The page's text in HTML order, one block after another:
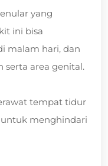
yang
ini bisa
malam hari, dan
serta area genital.
tempat tidur
menghindari